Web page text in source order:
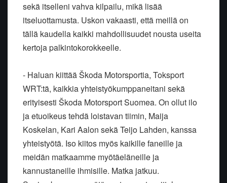
sekä itselleni vahva kilpailu, mikä lisää
itseluottamusta. Uskon vakaasti, että meillä on
tällä kaudella kaikki mahdollisuudet nousta useita
kertoja palkintokorokkeelle.
- Haluan kiittää Škoda Motorsportia, Toksport
WRT:tä, kaikkia yhteistyökumppaneitani sekä
erityisesti Škoda Motorsport Suomea. On ollut ilo
ja etuoikeus tehdä loistavan tiimin, Maija
Koskelan, Kari Aalon sekä Teijo Lahden, kanssa
yhteistyötä. Iso kiitos myös kaikille faneille ja
meidän matkaamme myötäeläneille ja
kannustaneille ihmisille. Matka jatkuu.